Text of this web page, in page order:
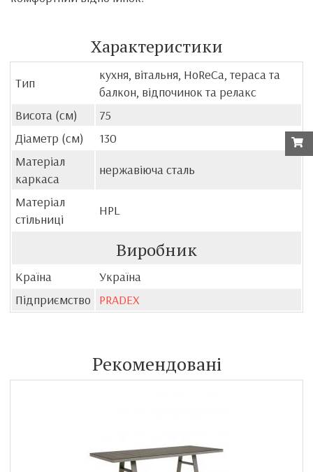
Характеристики
Тип
кухня, вітальня, HoReCa, тераса та
балкон, відпочинок та релакс
Висота (см)
75
Діаметр (см)
130
Матеріал
каркаса
нержавіюча сталь
Матеріал
стільниці
HPL
Виробник
Країна
Україна
Підприємство
PRADEX
Рекомендовані